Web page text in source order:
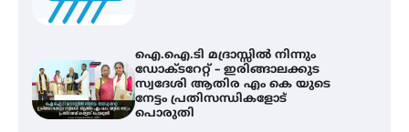
ഐ.ഐ.ടി മദ്രാസ്സിൽ നിന്നും
ഡോക്ടറേറ്റ് – ഇരിങ്ങാലക്കുട
സ്വദേശി ആതിര എം കെ യുടെ
നേട്ടം പ്രതിസന്ധികളോട്
പൊരുതി